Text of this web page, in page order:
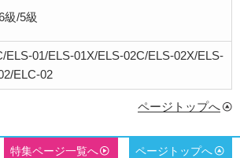
級/5級
ELS-01/ELS-01X/ELS-02C/ELS-02X/ELS-
ELC-02
ページトップへ
特集ページ一覧へ ページトップへ